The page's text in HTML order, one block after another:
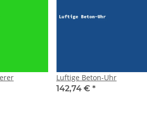
Luftige Beton-Uhr
142,74 € *